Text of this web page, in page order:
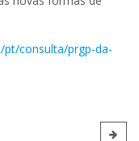
consulta/prgp-da-